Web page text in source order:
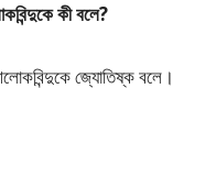
কী বলে?
জ্যোতিষ্ক বলে।